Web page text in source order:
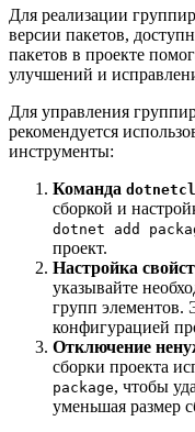
Для реализации
версии пакетов,
пакетов в проекте
улучшений и
Для управления
рекомендуется
инструменты:
Команда
сборкой и
dotnet add
проект.
Настройка
указывайте
групп элементов.
конфигурацией
Отключение
сборки проекта
package, чтобы
уменьшая размер